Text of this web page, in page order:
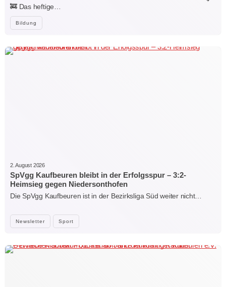
Bildung
🚒 Das heftige…
Newsletter Sport
2. August 2026
SpVgg Kaufbeuren bleibt in der Erfolgsspur – 3:2-
Heimsieg gegen Niedersonthofen
Die SpVgg Kaufbeuren ist in der Bezirksliga Süd weiter nicht…